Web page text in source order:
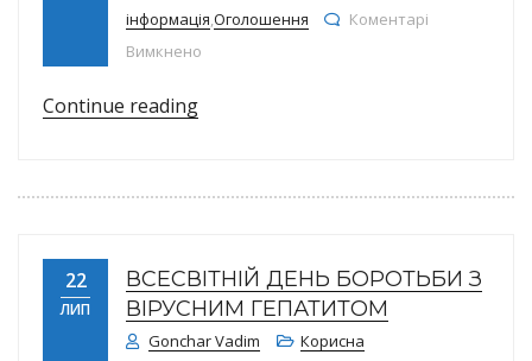
інформація,Оголошення
Коментарі
Вимкнено
Continue reading“Про внесення змін до наказу від
22
ЛИП
ВСЕСВІТНІЙ ДЕНЬ БОРОТЬБИ З
ВІРУСНИМ ГЕПАТИТОМ
Gonchar Vadim
Корисна